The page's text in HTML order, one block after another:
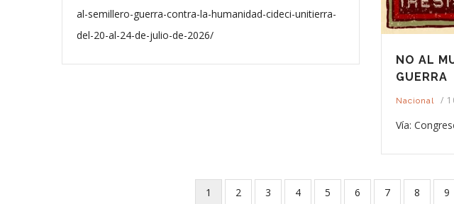
al-semillero-guerra-contra-la-humanidad-cideci-unitierra-
del-20-al-24-de-julio-de-2026/
NO AL
GUERRA
Nacional /
Vía:
Current
1 Page
2 Page
3 Page
4 Page
5 Page
6 Page
7 Page
8 9